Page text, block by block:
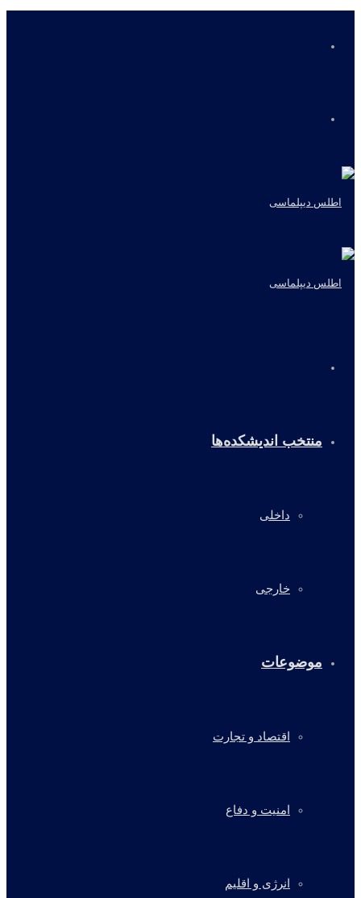
منتخب اندیشکده‌ها
داخلی
خارجی
موضوعات
اقتصاد و تجارت
امنیت و دفاع
انرژی و اقلیم